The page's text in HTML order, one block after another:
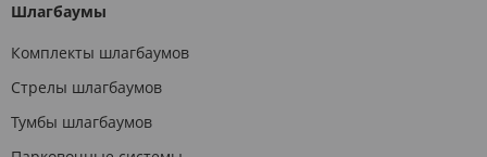
Шлагбаумы
Комплекты шлагбаумов
Стрелы шлагбаумов
Тумбы шлагбаумов